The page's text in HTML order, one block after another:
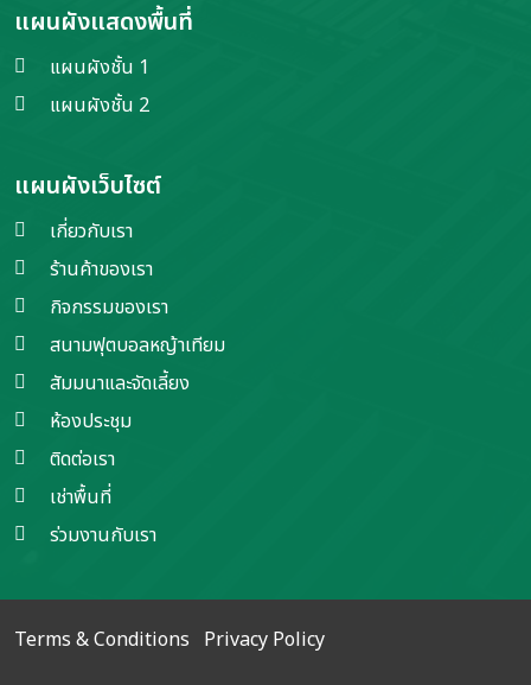
แผนผังแสดงพื้นที่
แผนผังชั้น 1
แผนผังชั้น 2
แผนผังเว็บไซต์
เกี่ยวกับเรา
ร้านค้าของเรา
กิจกรรมของเรา
สนามฟุตบอลหญ้าเทียม
สัมมนาและจัดเลี้ยง
ห้องประชุม
ติดต่อเรา
เช่าพื้นที่
ร่วมงานกับเรา
Terms & Conditions Privacy Policy